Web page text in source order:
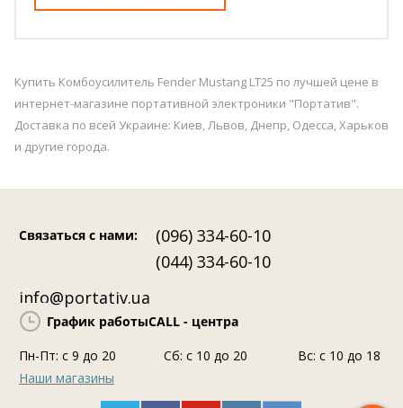
Купить Комбоусилитель Fender Mustang LT25 по лучшей цене в
интернет-магазине портативной электроники "Портатив".
Доставка по всей Украине: Киев, Львов, Днепр, Одесса, Харьков
и другие города.
Связаться с нами:
(096) 334-60-10
(044) 334-60-10
info@portativ.ua
График работыCALL - центра
Пн-Пт: c 9 до 20
Сб: с 10 до 20
Вс: с 10 до 18
Наши магазины